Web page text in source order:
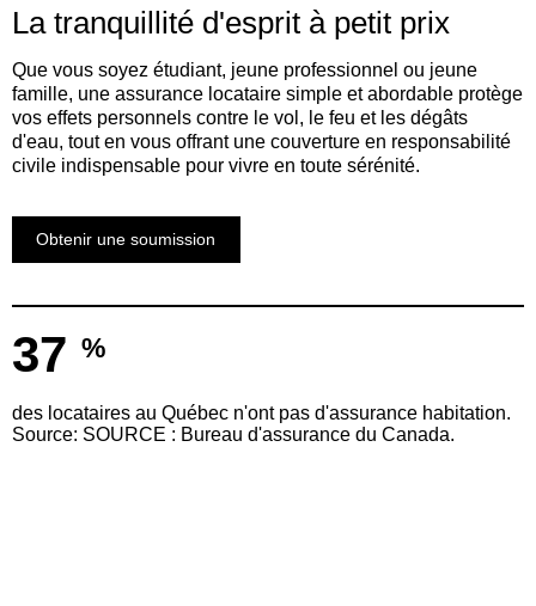
La tranquillité d'esprit à petit prix
Que vous soyez étudiant, jeune professionnel ou jeune
famille, une assurance locataire simple et abordable protège
vos effets personnels contre le vol, le feu et les dégâts
d'eau, tout en vous offrant une couverture en responsabilité
civile indispensable pour vivre en toute sérénité.
Obtenir une soumission
37 %
des locataires au Québec n'ont pas d'assurance habitation.
Source: SOURCE : Bureau d'assurance du Canada.